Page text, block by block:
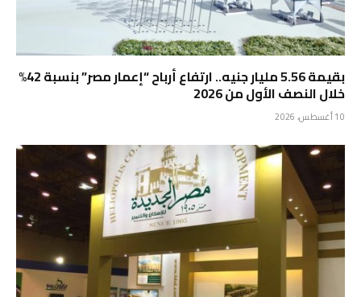
بقيمة 5.56 مليار جنيه.. ارتفاع أرباح “إعمار مصر” بنسبة 42%
خلال النصف الأول من 2026
10 أغسطس، 2026